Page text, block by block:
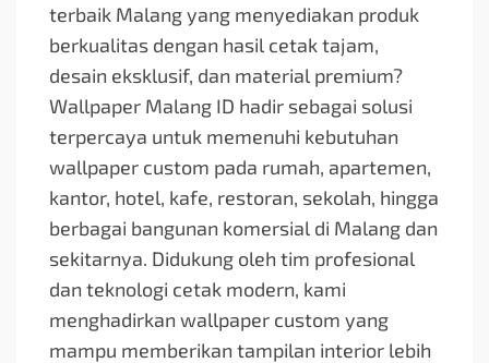
terbaik Malang yang menyediakan produk
berkualitas dengan hasil cetak tajam,
desain eksklusif, dan material premium?
Wallpaper Malang ID hadir sebagai solusi
terpercaya untuk memenuhi kebutuhan
wallpaper custom pada rumah, apartemen,
kantor, hotel, kafe, restoran, sekolah, hingga
berbagai bangunan komersial di Malang dan
sekitarnya. Didukung oleh tim profesional
dan teknologi cetak modern, kami
menghadirkan wallpaper custom yang
mampu memberikan tampilan interior lebih